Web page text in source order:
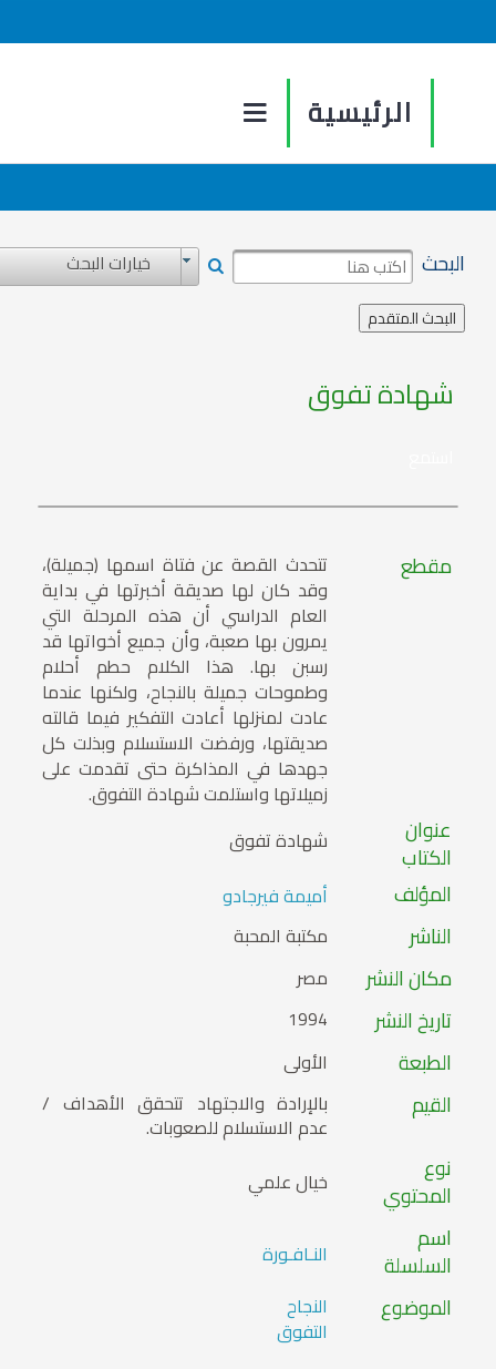
الرئيسية
البحث خيارات البحث
شهادة تفوق
مقطع تتحدث القصة عن فتاة اسمها (جميلة)،
وقد كان لها صديقة أخبرتها في بداية
العام الدراسي أن هذه المرحلة التي
يمرون بها صعبة، وأن جميع أخواتها قد
رسبن بها. هذا الكلام حطم أحلام
وطموحات جميلة بالنجاح، ولكنها عندما
عادت لمنزلها أعادت التفكير فيما قالته
صديقتها، ورفضت الاستسلام وبذلت كل
جهدها في المذاكرة حتى تقدمت على
زميلاتها واستلمت شهادة التفوق.
عنوان
الكتاب شهادة تفوق
المؤلف أميمة فيرجادو
الناشر مكتبة المحبة
مكان النشر مصر
تاريخ النشر 1994
الطبعة الأولى
القيم بالإرادة والاجتهاد تتحقق الأهداف /
عدم الاستسلام للصعوبات.
نوع
المحتوي خيال علمي
اسم
السلسلة النـافـورة
الموضوع النجاح
التفوق